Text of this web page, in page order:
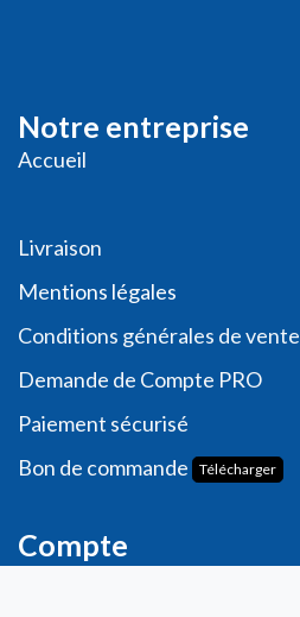
Notre entreprise
Accueil
Livraison
Mentions légales
Conditions générales de vente
Demande de Compte PRO
Paiement sécurisé
Bon de commande
Télécharger
Compte